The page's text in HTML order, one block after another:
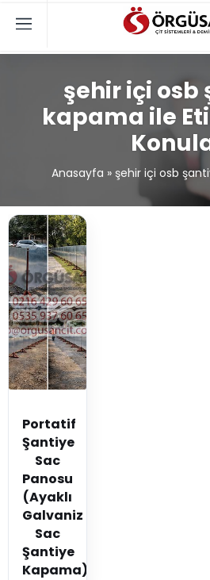
şehir içi osb
kapama ile
Anasayfa » şehir içi osb
Portatif
Şantiye
Sac
Panosu
(Ayaklı
Galvaniz
Sac
Şantiye
Kapama)